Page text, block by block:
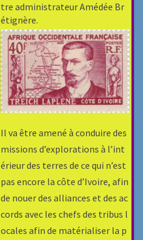
tre administrateur Amédée Br
étignère.
Il va être amené à conduire des
missions d’explorations à l’int
érieur des terres de ce qui n’est
pas encore la côte d’Ivoire, afin
de nouer des alliances et des ac
cords avec les chefs des tribus l
ocales afin de matérialiser la p